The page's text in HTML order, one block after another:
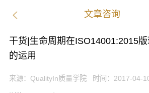
文章咨询
干货|生命周期在ISO14001:2015
的运用
来源： QualityIn质量学院 时间： 2017-04-